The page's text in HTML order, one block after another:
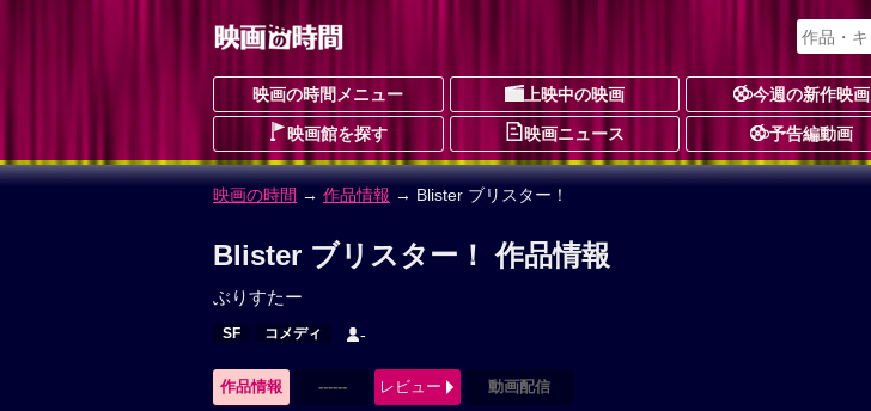
映画の時間メニュー 上映中の映画 今週の新作映画
映画館を探す 映画ニュース 予告編動画
映画の時間 → 作品情報 → Blister ブリスター！
Blister ブリスター！ 作品情報
ぶりすたー
SF コメディ -
作品情報 ------ レビュー 動画配信